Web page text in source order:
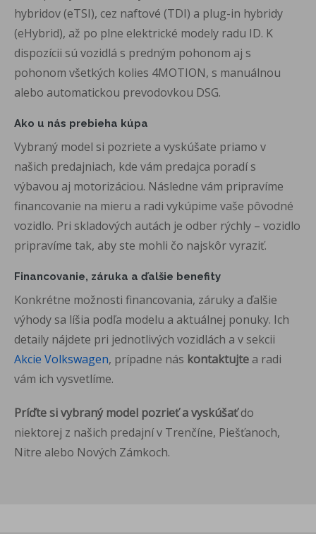
hybridov (eTSI), cez naftové (TDI) a plug-in hybridy
(eHybrid), až po plne elektrické modely radu ID. K
dispozícii sú vozidlá s predným pohonom aj s
pohonom všetkých kolies 4MOTION, s manuálnou
alebo automatickou prevodovkou DSG.
Ako u nás prebieha kúpa
Vybraný model si pozriete a vyskúšate priamo v
našich predajniach, kde vám predajca poradí s
výbavou aj motorizáciou. Následne vám pripravíme
financovanie na mieru a radi vykúpime vaše pôvodné
vozidlo. Pri skladových autách je odber rýchly – vozidlo
pripravíme tak, aby ste mohli čo najskôr vyraziť.
Financovanie, záruka a ďalšie benefity
Konkrétne možnosti financovania, záruky a ďalšie
výhody sa líšia podľa modelu a aktuálnej ponuky. Ich
detaily nájdete pri jednotlivých vozidlách a v sekcii
Akcie Volkswagen, prípadne nás kontaktujte a radi
vám ich vysvetlíme.
Príďte si vybraný model pozrieť a vyskúšaťdo
niektorej z našich predajní v Trenčíne, Piešťanoch,
Nitre alebo Nových Zámkoch.